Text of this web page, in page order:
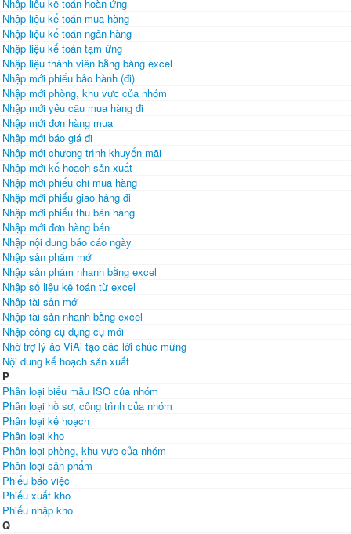
Nhập liệu kế toán hoàn ứng
Nhập liệu kế toán mua hàng
Nhập liệu kế toán ngân hàng
Nhập liệu kế toán tạm ứng
Nhập liệu thành viên bằng bảng excel
Nhập mới phiếu bảo hành (đi)
Nhập mới phòng, khu vực của nhóm
Nhập mới yêu cầu mua hàng đi
Nhập mới đơn hàng mua
Nhập mới báo giá đi
Nhập mới chương trình khuyến mãi
Nhập mới kế hoạch sản xuất
Nhập mới phiếu chi mua hàng
Nhập mới phiếu giao hàng đi
Nhập mới phiếu thu bán hàng
Nhập mới đơn hàng bán
Nhập nội dung báo cáo ngày
Nhập sản phẩm mới
Nhập sản phẩm nhanh bằng excel
Nhập số liệu kế toán từ excel
Nhập tài sản mới
Nhập tài sản nhanh bằng excel
Nhập công cụ dụng cụ mới
Nhờ trợ lý ảo ViAi tạo các lời chúc mừng
Nội dung kế hoạch sản xuất
P
Phân loại biểu mẫu ISO của nhóm
Phân loại hồ sơ, công trình của nhóm
Phân loại kế hoạch
Phân loại kho
Phân loại phòng, khu vực của nhóm
Phân loại sản phẩm
Phiếu báo việc
Phiếu xuất kho
Phiếu nhập kho
Q